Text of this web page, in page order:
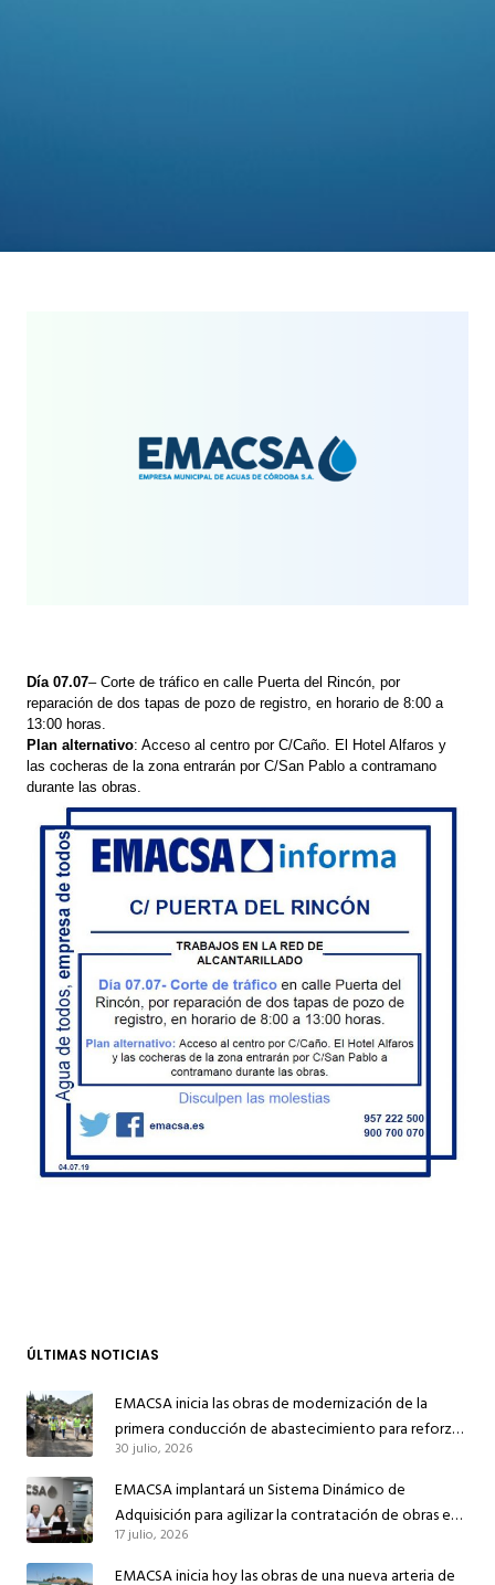
Día 07.07– Corte de tráfico en calle Puerta del Rincón, por
reparación de dos tapas de pozo de registro, en horario de 8:00 a
13:00 horas.
Plan alternativo: Acceso al centro por C/Caño. El Hotel Alfaros y
las cocheras de la zona entrarán por C/San Pablo a contramano
durante las obras.
ÚLTIMAS NOTICIAS
EMACSA inicia las obras de modernización de la
primera conducción de abastecimiento para reforzar
el suministro de agua de Córdoba
30 julio, 2026
EMACSA implantará un Sistema Dinámico de
Adquisición para agilizar la contratación de obras en
sus redes e instalaciones
17 julio, 2026
EMACSA inicia hoy las obras de una nueva arteria de